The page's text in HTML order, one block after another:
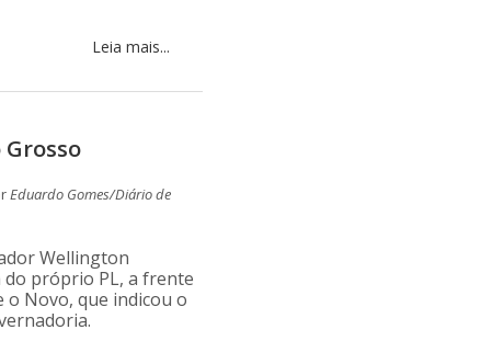
Leia mais...
Eduardo Gomes/Diário de
Wellington
do próprio PL, a frente
o Novo, que indicou o